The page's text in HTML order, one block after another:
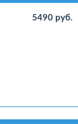
5490 руб.